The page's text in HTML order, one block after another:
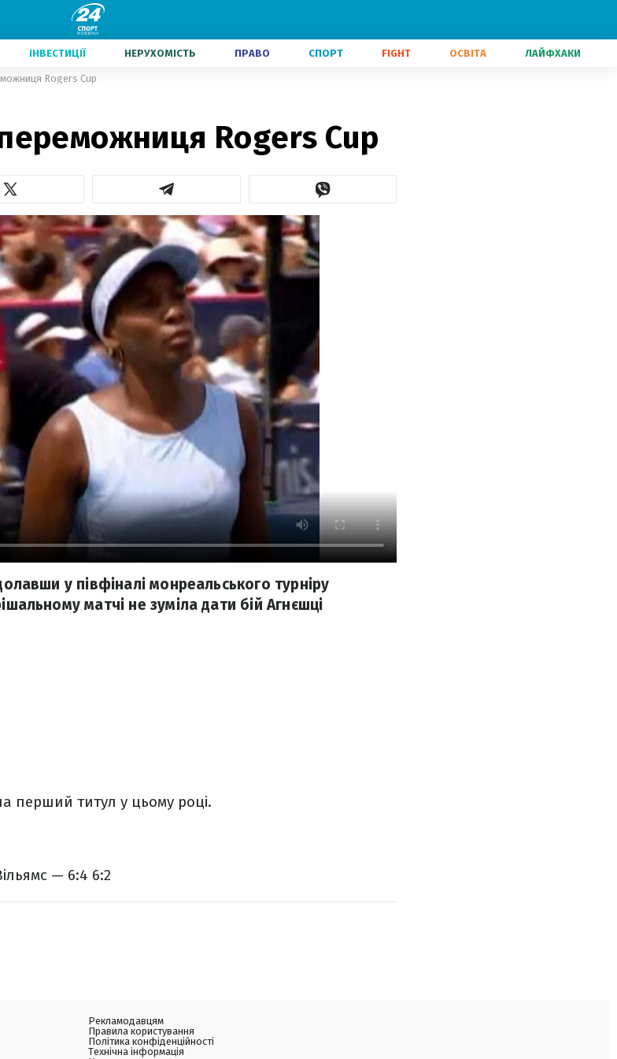
ІНВЕСТИЦІЇ НЕРУХОМІСТЬ ПРАВО СПОРТ FIGHT ОСВІТА ЛАЙФХАКИ
Rogers Cup
Rogers Cup
у півфіналі монреальського турніру
матчі не зуміла дати бій Агнєшці
перший титул у цьому році.
— 6:4 6:2
Рекламодавцям
Правила користування
Політика конфіденційності
Технічна інформація